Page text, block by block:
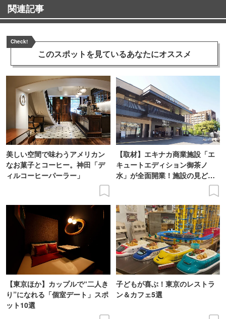
関連記事
Check!
このスポットを見ているあなたにオススメ
美しい空間で味わうアメリカン
なお菓子とコーヒー。神田「デ
ィルコーヒーパーラー」
【取材】エキナカ商業施設「エ
キュートエディション御茶ノ
水」が全面開業！施設の見どこ
【東京ほか】カップルで“二人き
り”になれる「個室デート」スポ
ット10選
子どもが喜ぶ！東京のレストラ
ン＆カフェ5選